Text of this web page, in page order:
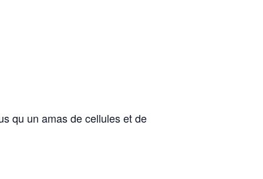
qu un amas de cellules et de